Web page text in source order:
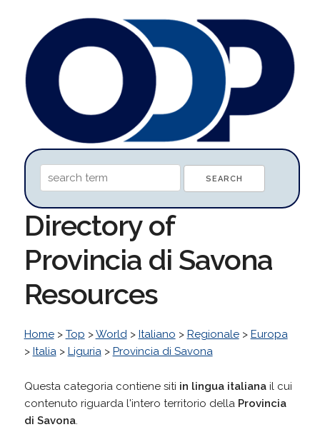
Directory of
Provincia di Savona
Resources
Home> Top >World> Italiano > Regionale> Europa
> Italia> Liguria> Provincia di Savona
Questa categoria contiene siti in lingua italianail cui
contenuto riguarda l'intero territorio della Provincia
di Savona.